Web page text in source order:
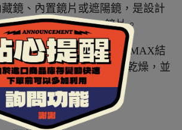
鏡、內置鏡片或遮陽鏡，是設計
眼鏡，採用抗UV400鏡片。
，採用奈米竹碳與COOLMAX結
溼氣排除效率，保持涼爽乾燥，並
眼鏡族舒適更有感。